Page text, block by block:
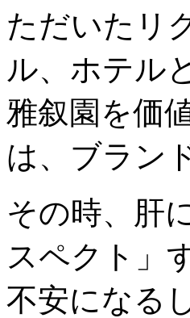
ただいたリ
ル、ホテル
雅叙園を価
は、ブラン
その時、肝
スペクト」
不安になる